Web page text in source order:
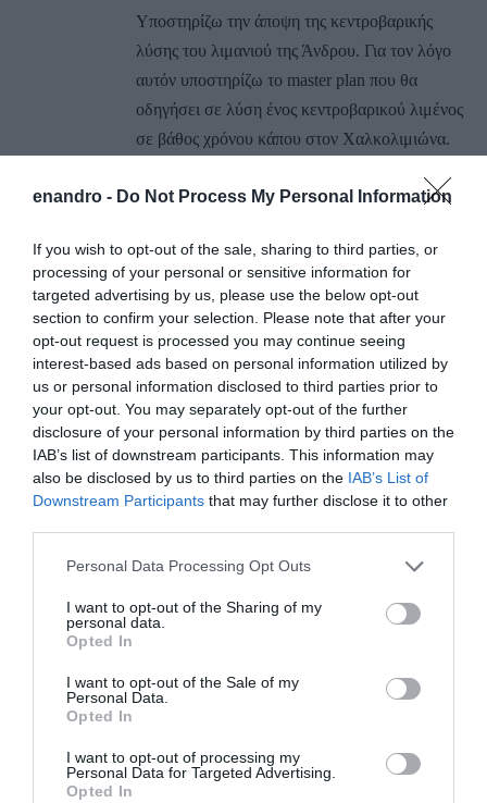
enandro - Do Not Process My Personal Information
If you wish to opt-out of the sale, sharing to third parties, or
processing of your personal or sensitive information for
targeted advertising by us, please use the below opt-out
section to confirm your selection. Please note that after your
opt-out request is processed you may continue seeing
interest-based ads based on personal information utilized by
us or personal information disclosed to third parties prior to
your opt-out. You may separately opt-out of the further
disclosure of your personal information by third parties on the
IAB’s list of downstream participants. This information may
also be disclosed by us to third parties on the IAB’s List of
Downstream Participants that may further disclose it to other
Please note that this website/app uses one or more Google
not limited to your visit or usage behaviour. You may click to
grant or deny consent to Google and its third-party tags to
use your data for below specified purposes in below Google
consent section.
Personal Data Processing Opt Outs
I want to opt-out of the Sharing of my
personal data.
Opted In
I want to opt-out of the Sale of my
Personal Data.
Opted In
I want to opt-out of processing my
Personal Data for Targeted Advertising.
Opted In
Υποστηρίζω την άποψη της κεντροβαρικής
λύσης του λιμανιού της Άνδρου. Για τον λόγο
αυτόν υποστηρίζω το master plan που θα
οδηγήσει σε λύση ένος κεντροβαρικού λιμένος
σε βάθος χρόνου κάπου στον Χαλκολιμιώνα.
και ο κάμπος για βίλες. Έτσι θα πάρει αξία και
δημοτικών συμβούλων που τόσα χρόνια
μιλούν για υποβάθμιση της περιοχής. Να
υποβαθμιστεί ο Χαλκολιμιωνας.
ΑΠΆΝΤΗΣΗ
Ο/ΗΔΙΚΑΙΟΣ
20/12/2023 στις 15:46
ΤΟ ΛΙΜΑΝΙ ΤΟΥ ΓΑΥΡΙΟΥ ΕΙΝΑΙ ΣΤΗΝ
ΒΟΡΕΙΑ ΑΚΡΗ ΤΟΥ ΝΗΣΙΟΥ ΚΑΙ ΔΕΝ
ΕΞΥΠΗΡΕΤΕΙ ΤΟΥΣ ΚΑΤΟΙΚΟΥΣ ΧΩΡΑΣ
ΛΙΜΑΝΙ ΝΑ ΠΑΕΙ ΣΤΟ ΚΕΝΤΡΟ ΤΟΥ
ΜΕΙΝΕΙ ΤΟ ΕΜΠΟΡΙΚΟ ΛΙΜΑΝΙ ΣΤΟ
ΑΠΆΝΤΗΣΗ